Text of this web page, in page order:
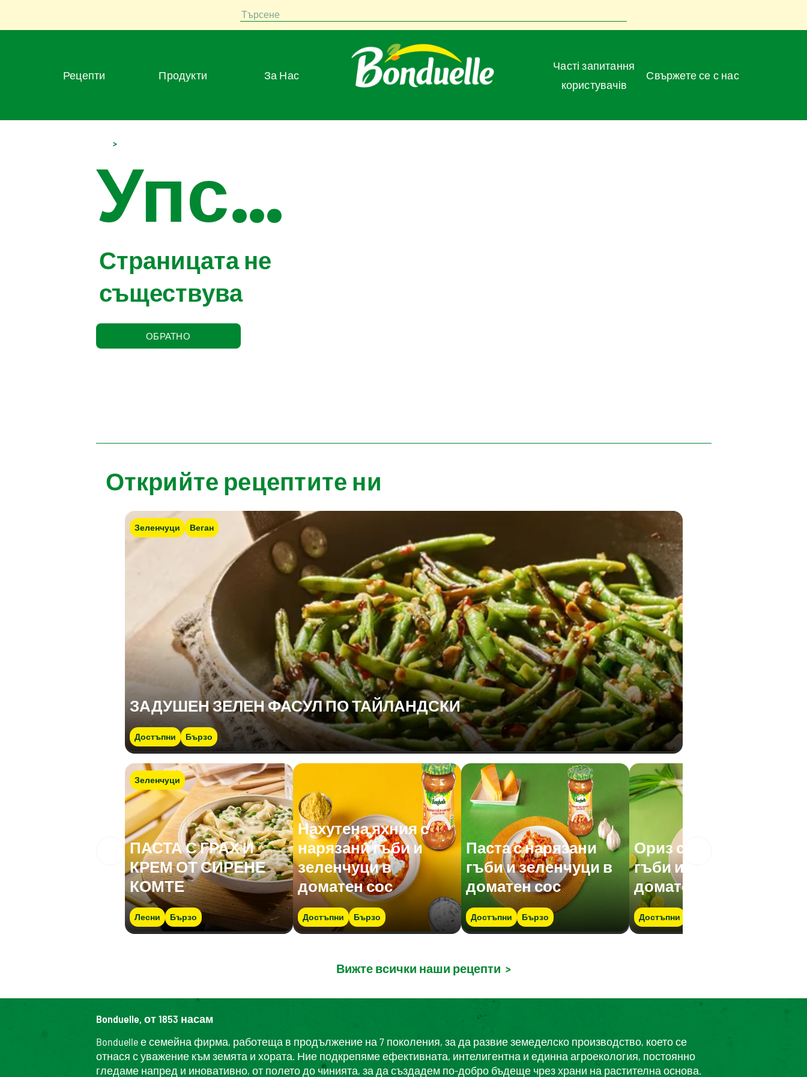
Търсене
Рецепти Продукти За Нас
Часті запитання
користувачів
Свържете се с нас
>
Упс...
Страницата не
съществува
ОБРАТНО
Открийте рецептите ни
Зеленчуци Веган
ЗАДУШЕН ЗЕЛЕН ФАСУЛ ПО ТАЙЛАНДСКИ
Достъпни Бързо
Зеленчуци
ПАСТА С ГРАХ И
КРЕМ ОТ СИРЕНЕ
КОМТЕ
Лесни Бързо
Нахутена яхния с
нарязани гъби и
зеленчуци в
доматен сос
Достъпни Бързо
Паста с нарязани
гъби и зеленчуци в
доматен сос
Достъпни Бързо
Ориз с нарязани
гъби и зеленчуци в
доматен сос
Достъпни
Вижте всички наши рецепти >
Bonduelle, от 1853 насам
Bonduelle е семейна фирма, работеща в продължение на 7 поколения, за да развие земеделско производство, което се
отнася с уважение към земята и хората. Ние подкрепяме ефективната, интелигентна и единна агроекология, постоянно
гледаме напред и иновативно, от полето до чинията, за да създадем по-добро бъдеще чрез храни на растителна основа.